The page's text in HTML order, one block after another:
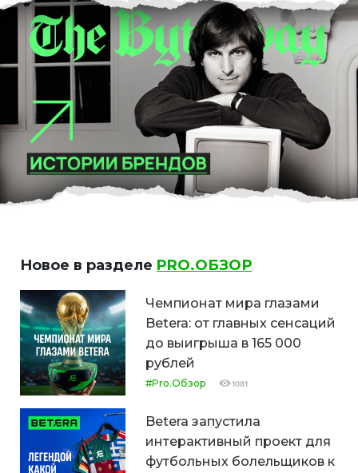
Новое в разделе PRO.ОБЗОР
Чемпионат мира глазами
Betera: от главных сенсаций
до выигрыша в 165 000
рублей
#Pro.Обзор 1081
Betera запустила
интерактивный проект для
футбольных болельщиков к